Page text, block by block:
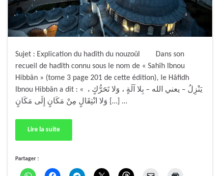
Sujet : Explication du hadîth du nouzoûl Dans son
recueil de hadîth connu sous le nom de « Sahîh Ibnou
Hibbân » (tome 3 page 201 de cette édition), le Hâfidh
Ibnou Hibbân a dit : « يَنْزِلُ – يعني الله – بِلا آلَةٍ ، وَلا تَحَرُّكٍ ،
وَلا انْتِقَالٍ مِنْ مَكَانٍ إِلَى مَكَانٍ […] …
Lire la suite
Partager :